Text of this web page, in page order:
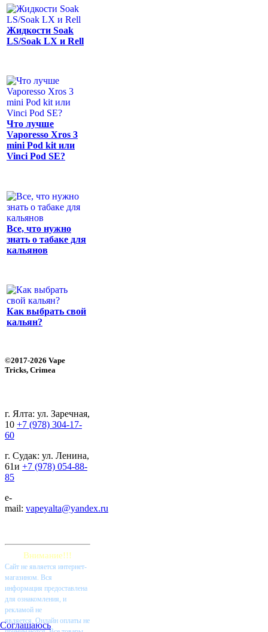
Жидкости Soak
LS/Soak LX и Rell
Что лучше
Vaporesso Xros 3
mini Pod kit или
Vinci Pod SE?
Все, что нужно
знать о табаке для
кальянов
Как выбрать свой
кальян?
©2017-2026 Vape
Tricks, Crimea
г. Ялта: ул. Заречная,
10 +7 (978) 304-17-
60
г. Судак: ул. Ленина,
61и +7 (978) 054-88-
85
e-
mail: vapeyalta@yandex.ru
Внимание!!!
Cайт не является интернет-
магазином. Вся
информация предоставлена
для ознакомления, и
рекламой не
является. Онлайн оплаты не
Соглашаюсь